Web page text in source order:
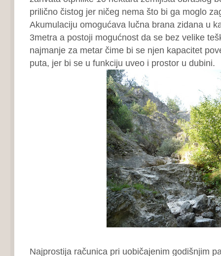
prilično čistog jer ničeg nema što bi ga moglo
Akumulaciju omogućava lučna brana zidana u
3metra a postoji mogućnost da se bez velike
najmanje za metar čime bi se njen kapacitet
puta, jer bi se u funkciju uveo i prostor u dubini.
Najprostija računica pri uobičajenim godišnjim